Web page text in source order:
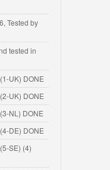
Tested by
tested in
UK) DONE
UK) DONE
NL) DONE
DE) DONE
SE) (4)